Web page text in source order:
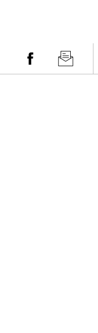
Facebook Newsletter